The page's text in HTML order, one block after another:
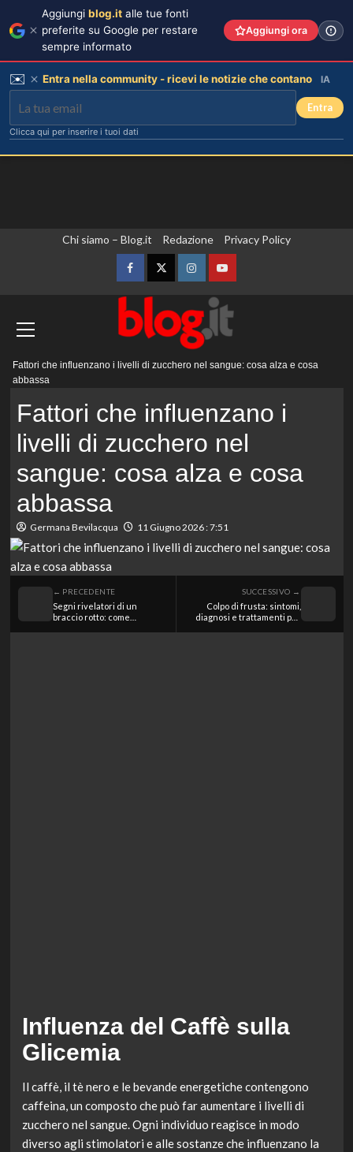
Chi siamo – Blog.it Redazione Privacy Policy
FacebookTwitterInstagramYouTube
principale
Fattori che influenzano i livelli di zucchero nel sangue: cosa alza e cosa
abbassa
Fattori che influenzano i
livelli di zucchero nel
sangue: cosa alza e cosa
abbassa
Germana Bevilacqua 11 Giugno 2026 : 7:51
← PRECEDENTE
Segni rivelatori di un
braccio rotto: come
SUCCESSIVO →
Colpo di frusta: sintomi,
diagnosi e trattamenti per
Influenza del Caffè sulla
Glicemia
Il caffè, il tè nero e le bevande energetiche contengono
caffeina, un composto che può far aumentare i livelli di
zucchero nel sangue. Ogni individuo reagisce in modo
diverso agli stimolatori e alle sostanze che influenzano la
Aggiungi blog.it alle tue fonti
preferite su Google per restare
sempre informato
Aggiungi ora
✉️ Entra nella community - ricevi le notizie che contano IA
Entra
Clicca qui per inserire i tuoi dati